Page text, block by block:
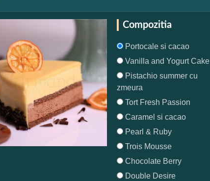
Compozitia
Portocale si cacao
Vanilla and Yogurt Cake
Pistachio summer cu
zmeura
Tort Fresh Passion
Caramel si cacao
Pearl & Ruby
Trois Mousse
Chocolate Berry
Double Desire